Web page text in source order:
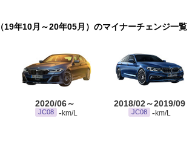
（19年10月～20年05月）のマイナーチェンジ一覧
2020/06～
JC08 - km/L
2018/02～2019/09
JC08 - km/L